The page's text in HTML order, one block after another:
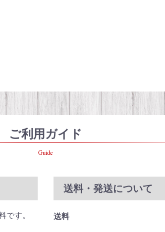
ご利用ガイド
Guide
です。
送料・発送について
送料